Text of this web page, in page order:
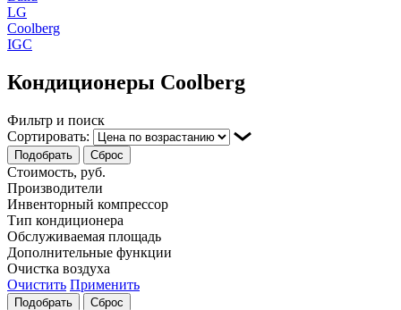
LG
Coolberg
IGC
Кондиционеры Coolberg
Фильтр и поиск
Сортировать:
Подобрать Сброс
Стоимость, руб.
Производители
Инвенторный компрессор
Тип кондиционера
Обслуживаемая площадь
Дополнительные функции
Очистка воздуха
Очистить Применить
Подобрать Сброс